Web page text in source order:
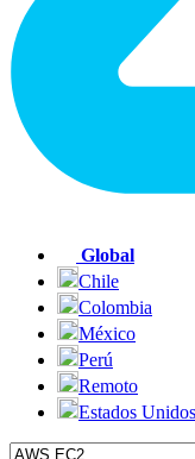
Global
Chile
Colombia
México
Perú
Remoto
Estados Unidos